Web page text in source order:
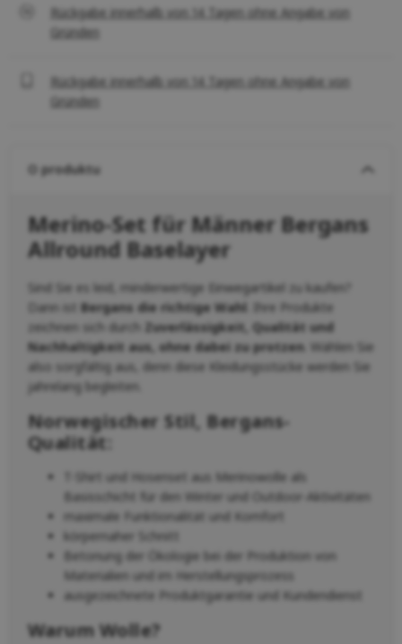
Rückgabe innerhalb von 14 Tagen ohne Angabe von
Gründen
Rückgabe innerhalb von 14 Tagen ohne Angabe von
Gründen
O produktu
Merino-Set für Männer Bergans
Allround Baselayer
Sind Sie es leid, minderwertige Einwegartikel zu kaufen?
Dann ist Bergans die richtige Wahl . Ihre Produkte
zeichnen sich durch
Zuverlässigkeit, Qualität und
Nachhaltigkeit aus, ohne dabei zu protzen . Wählen Sie
also sorgfältig aus, denn diese Kleidungsstücke werden Sie
jahrelang begleiten.
Norwegischer Stil, Bergans-
Qualität:
T-Shirt und Hosenset aus Merinowolle als
Basisschicht für den Winter und Outdoor-Aktivitäten
maximale Funktionalität und Komfort
körpernaher Schnitt
Betonung der Ökologie bei der Produktion von
Materialien und im Herstellungsprozess
ausgezeichnete Produktgarantie und Kundendienst
Warum Wolle?